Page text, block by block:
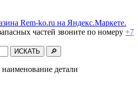
частей звоните по номеру +7
детали